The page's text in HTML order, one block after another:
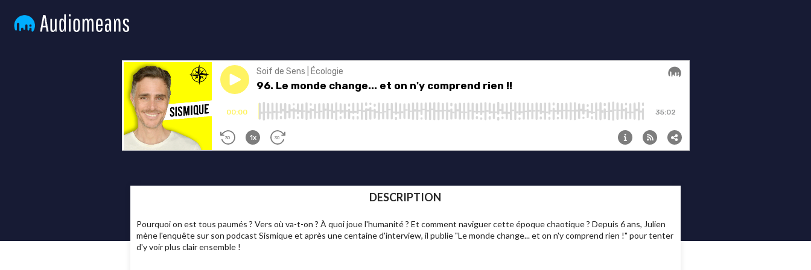
DESCRIPTION
Pourquoi on est tous paumés ? Vers où va-t-on ? À quoi joue l'humanité ? Et comment naviguer cette époque chaotique ? Depuis 6 ans, Julien
mène l'enquête sur son podcast Sismique et après une centaine d'interview, il publie "Le monde change... et on n'y comprend rien !" pour tenter
d'y voir plus clair ensemble !